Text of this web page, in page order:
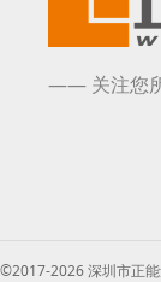
—— 关注您
©2017-2026 深圳市正